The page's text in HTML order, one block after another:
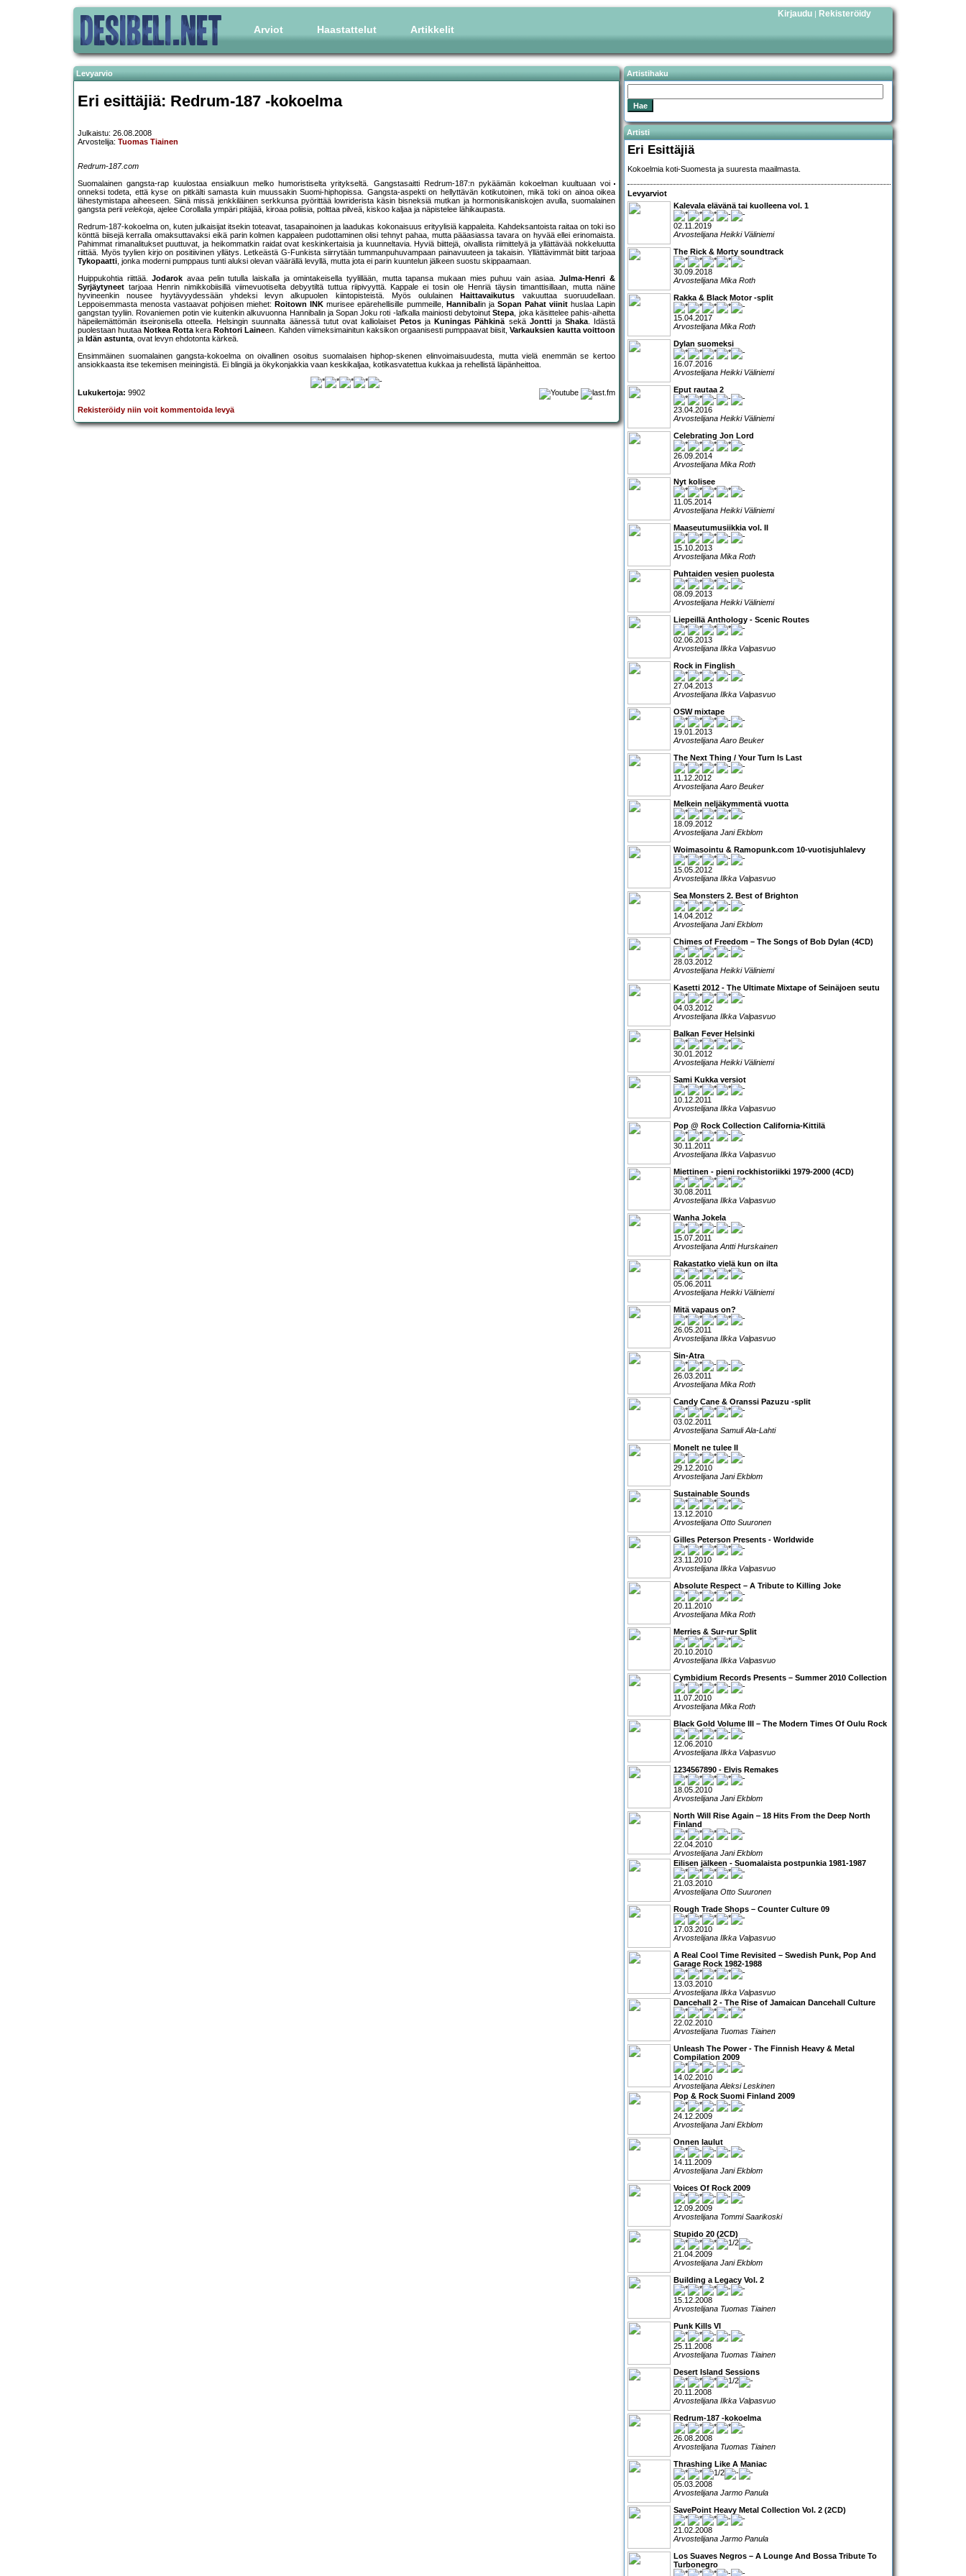
Arviot Haastattelut Artikkelit
Kirjaudu | Rekisteröidy
Levyarvio
Eri esittäjiä: Redrum-187 -kokoelma
Julkaistu: 26.08.2008
Arvostelija: Tuomas Tiainen
Redrum-187.com
Suomalainen gangsta-rap kuulostaa ensialkuun melko humoristiselta yritykseltä. Gangstasaitti Redrum-187:n pykäämän kokoelman kuultuaan voi
onneksi todeta, että kyse on pitkälti samasta kuin muussakin Suomi-hiphopissa. Gangsta-aspekti on hellyttävän kotikutoinen, mikä toki on ainoa oikea
lähestymistapa aiheeseen. Siinä missä jenkkiläinen serkkunsa pyörittää lowriderista käsin bisneksiä mutkan ja hormonisikaniskojen avulla, suomalainen
gangsta perii velekoja, ajelee Corollalla ympäri pitäjää, kiroaa poliisia, polttaa pilveä, kiskoo kaljaa ja näpistelee lähikaupasta.
Redrum-187-kokoelma on, kuten julkaisijat itsekin toteavat, tasapainoinen ja laadukas kokonaisuus erityylisiä kappaleita. Kahdeksantoista raitaa on toki iso
könttä biisejä kerralla omaksuttavaksi eikä parin kolmen kappaleen pudottaminen olisi tehnyt pahaa, mutta pääasiassa tavara on hyvää ellei erinomaista.
Pahimmat rimanalitukset puuttuvat, ja heikommatkin raidat ovat keskinkertaisia ja kuunneltavia. Hyviä biittejä, oivallista riimittelyä ja yllättävää nokkeluutta
riittää. Myös tyylien kirjo on positiivinen yllätys. Letkeästä G-Funkista siirrytään tummanpuhuvampaan painavuuteen ja takaisin. Yllättävimmät biitit tarjoaa
Tykopaatti, jonka moderni pumppaus tunti aluksi olevan väärällä levyllä, mutta jota ei parin kuuntelun jälkeen suostu skippaamaan.
Huippukohtia riittää.Jodarok avaa pelin tutulla laiskalla ja omintakeisella tyylillään, mutta tapansa mukaan mies puhuu vain asiaa.Julma-Henri &
Syrjäytyneet tarjoaa Henrin nimikkobiisillä viimevuotiselta debyytiltä tuttua riipivyyttä. Kappale ei tosin ole Henriä täysin timanttisillaan, mutta näine
hyvineenkin nousee hyytävyydessään yhdeksi levyn alkupuolen kiintopisteistä. Myös oululainen
Haittavaikutus vakuuttaa suoruudellaan.
Leppoisemmasta menosta vastaavat pohjoisen miehet: Roitown INK murisee epärehellisille pummeille, Hannibalin ja Sopan Pahat viinithuslaa Lapin
gangstan tyyliin. Rovaniemen potin vie kuitenkin alkuvuonna Hannibalin ja Sopan Joku roti -lafkalla mainiosti debytoinutStepa, joka käsittelee pahis-aihetta
häpeilemättömän itseironisella otteella. Helsingin suunnalta äänessä tutut ovat kalliolaiset Petos ja Kuningas Pähkinäsekä Jonttija Shaka. Idästä
puolestaan huutaa Notkea Rottakera Rohtori Laineen. Kahden viimeksimainitun kaksikon orgaanisesti pumppaavat biisit, Varkauksien kautta voittoon
ja Idän astunta, ovat levyn ehdotonta kärkeä.
Ensimmäinen suomalainen gangsta-kokoelma on oivallinen osoitus suomalaisen hiphop-skenen elinvoimaisuudesta, mutta vielä enemmän se kertoo
ansiokkaasta itse tekemisen meiningistä. Ei blingiä ja ökykonjakkia vaan keskikaljaa, kotikasvatettua kukkaa ja rehellistä läpänheittoa.
Lukukertoja: 9902
Rekisteröidy niin voit kommentoida levyä
Artistihaku
Artisti
Eri Esittäjiä
Kokoelmia koti-Suomesta ja suuresta maailmasta.
Levyarviot
Kalevala elävänä tai kuolleena vol. 1
02.11.2019
Arvostelijana Heikki Väliniemi
The Rick & Morty soundtrack
30.09.2018
Arvostelijana Mika Roth
Rakka & Black Motor -split
15.04.2017
Arvostelijana Mika Roth
Dylan suomeksi
16.07.2016
Arvostelijana Heikki Väliniemi
Eput rautaa 2
23.04.2016
Arvostelijana Heikki Väliniemi
Celebrating Jon Lord
26.09.2014
Arvostelijana Mika Roth
Nyt kolisee
11.05.2014
Arvostelijana Heikki Väliniemi
Maaseutumusiikkia vol. II
15.10.2013
Arvostelijana Mika Roth
Puhtaiden vesien puolesta
08.09.2013
Arvostelijana Heikki Väliniemi
Liepeillä Anthology - Scenic Routes
02.06.2013
Arvostelijana Ilkka Valpasvuo
Rock in Finglish
27.04.2013
Arvostelijana Ilkka Valpasvuo
OSW mixtape
19.01.2013
Arvostelijana Aaro Beuker
The Next Thing / Your Turn Is Last
11.12.2012
Arvostelijana Aaro Beuker
Melkein neljäkymmentä vuotta
18.09.2012
Arvostelijana Jani Ekblom
Woimasointu & Ramopunk.com 10-vuotisjuhlalevy
15.05.2012
Arvostelijana Ilkka Valpasvuo
Sea Monsters 2. Best of Brighton
14.04.2012
Arvostelijana Jani Ekblom
Chimes of Freedom – The Songs of Bob Dylan (4CD)
28.03.2012
Arvostelijana Heikki Väliniemi
Kasetti 2012 - The Ultimate Mixtape of Seinäjoen seutu
04.03.2012
Arvostelijana Ilkka Valpasvuo
Balkan Fever Helsinki
30.01.2012
Arvostelijana Heikki Väliniemi
Sami Kukka versiot
10.12.2011
Arvostelijana Ilkka Valpasvuo
Pop @ Rock Collection California-Kittilä
30.11.2011
Arvostelijana Ilkka Valpasvuo
Miettinen - pieni rockhistoriikki 1979-2000 (4CD)
30.08.2011
Arvostelijana Ilkka Valpasvuo
Wanha Jokela
15.07.2011
Arvostelijana Antti Hurskainen
Rakastatko vielä kun on ilta
05.06.2011
Arvostelijana Heikki Väliniemi
Mitä vapaus on?
26.05.2011
Arvostelijana Ilkka Valpasvuo
Sin-Atra
26.03.2011
Arvostelijana Mika Roth
Candy Cane & Oranssi Pazuzu -split
03.02.2011
Arvostelijana Samuli Ala-Lahti
Monelt ne tulee II
29.12.2010
Arvostelijana Jani Ekblom
Sustainable Sounds
13.12.2010
Arvostelijana Otto Suuronen
Gilles Peterson Presents - Worldwide
23.11.2010
Arvostelijana Ilkka Valpasvuo
Absolute Respect – A Tribute to Killing Joke
20.11.2010
Arvostelijana Mika Roth
Merries & Sur-rur Split
20.10.2010
Arvostelijana Ilkka Valpasvuo
Cymbidium Records Presents – Summer 2010 Collection
11.07.2010
Arvostelijana Mika Roth
Black Gold Volume III – The Modern Times Of Oulu Rock
12.06.2010
Arvostelijana Ilkka Valpasvuo
1234567890 - Elvis Remakes
18.05.2010
Arvostelijana Jani Ekblom
North Will Rise Again ‒ 18 Hits From the Deep North
Finland
22.04.2010
Arvostelijana Jani Ekblom
Eilisen jälkeen - Suomalaista postpunkia 1981-1987
21.03.2010
Arvostelijana Otto Suuronen
Rough Trade Shops – Counter Culture 09
17.03.2010
Arvostelijana Ilkka Valpasvuo
A Real Cool Time Revisited – Swedish Punk, Pop And
Garage Rock 1982-1988
13.03.2010
Arvostelijana Ilkka Valpasvuo
Dancehall 2 - The Rise of Jamaican Dancehall Culture
22.02.2010
Arvostelijana Tuomas Tiainen
Unleash The Power - The Finnish Heavy & Metal
Compilation 2009
14.02.2010
Arvostelijana Aleksi Leskinen
Pop & Rock Suomi Finland 2009
24.12.2009
Arvostelijana Jani Ekblom
Onnen laulut
14.11.2009
Arvostelijana Jani Ekblom
Voices Of Rock 2009
12.09.2009
Arvostelijana Tommi Saarikoski
Stupido 20 (2CD)
21.04.2009
Arvostelijana Jani Ekblom
Building a Legacy Vol. 2
15.12.2008
Arvostelijana Tuomas Tiainen
Punk Kills VI
25.11.2008
Arvostelijana Tuomas Tiainen
Desert Island Sessions
20.11.2008
Arvostelijana Ilkka Valpasvuo
Redrum-187 -kokoelma
26.08.2008
Arvostelijana Tuomas Tiainen
Thrashing Like A Maniac
05.03.2008
Arvostelijana Jarmo Panula
SavePoint Heavy Metal Collection Vol. 2 (2CD)
21.02.2008
Arvostelijana Jarmo Panula
Los Suaves Negros – A Lounge And Bossa Tribute To
Turbonegro